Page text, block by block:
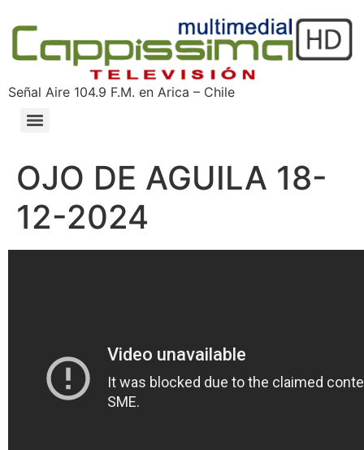
Señal Aire 104.9 F.M. en Arica – Chile
OJO DE AGUILA 18-
12-2024